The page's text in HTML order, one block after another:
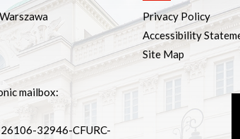
mailbox:
32946-CFURC-
Privacy Policy
Accessibility
Site Map